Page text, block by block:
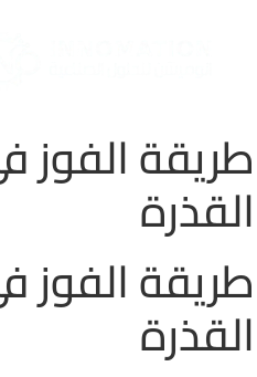
طريقة الفوز
القذرة
طريقة الفوز
القذرة